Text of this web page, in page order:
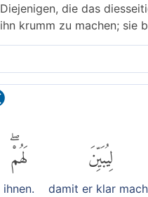
Diejenigen, die das
ihn krumm zu machen; sie
لِيُبَيِّنَ
damit er klar
لَهُمْۖ
ihnen.